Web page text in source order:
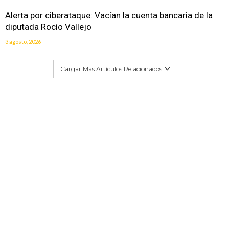
Alerta por ciberataque: Vacían la cuenta bancaria de la
diputada Rocío Vallejo
3 agosto, 2026
Cargar Más Artículos Relacionados